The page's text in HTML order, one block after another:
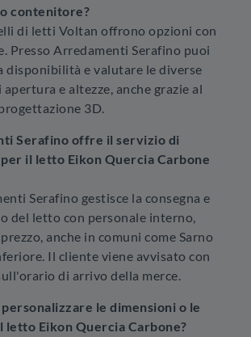
contenitore?
di letti Voltan offrono opzioni con
Presso Arredamenti Serafino puoi
disponibilità e valutare le diverse
e altezze, anche grazie al
3D.
Serafino offre il servizio di
il letto Eikon Quercia Carbone
Serafino gestisce la consegna e
del letto con personale interno,
anche in comuni come Sarno
Il cliente viene avvisato con
di arrivo della merce.
personalizzare le dimensioni o le
Eikon Quercia Carbone?